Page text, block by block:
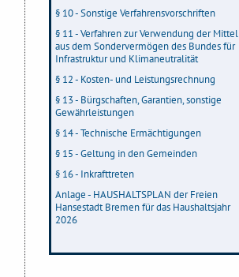
§ 10 - Sonstige Verfahrensvorschriften
§ 11 - Verfahren zur Verwendung der Mittel
aus dem Sondervermögen des Bundes für
Infrastruktur und Klimaneutralität
§ 12 - Kosten- und Leistungsrechnung
§ 13 - Bürgschaften, Garantien, sonstige
Gewährleistungen
§ 14 - Technische Ermächtigungen
§ 15 - Geltung in den Gemeinden
§ 16 - Inkrafttreten
Anlage - HAUSHALTSPLAN der Freien
Hansestadt Bremen für das Haushaltsjahr
2026